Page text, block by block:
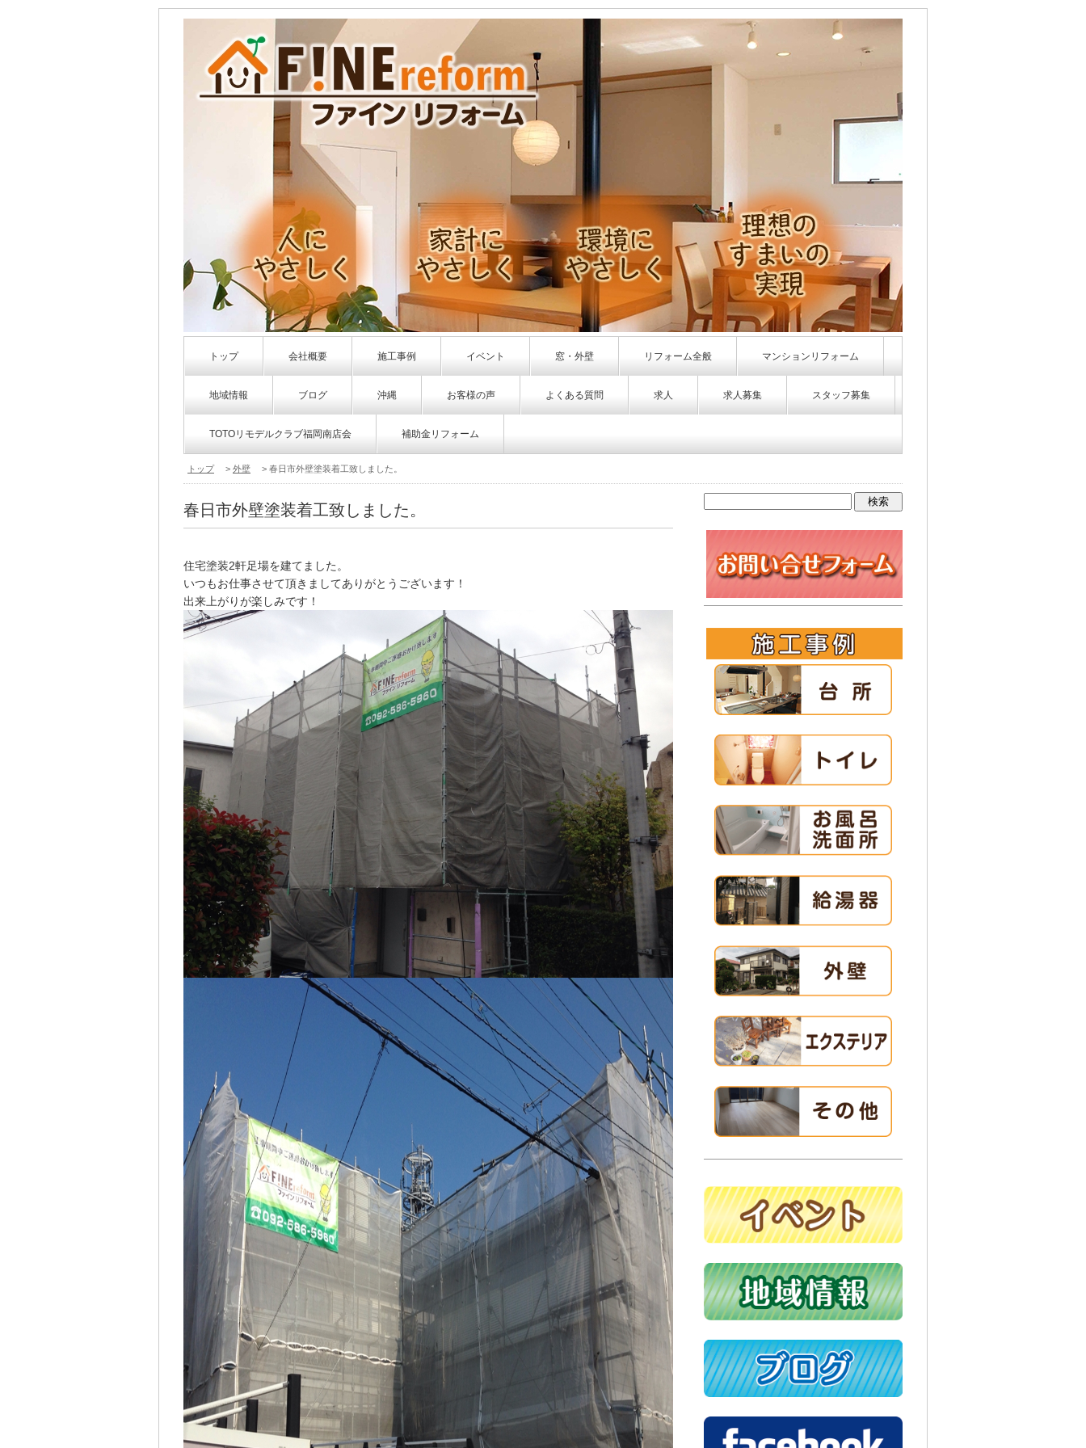
トップ 会社概要 施工事例 イベント 窓・外壁 リフォーム全般 マンションリフォーム
地域情報 ブログ 沖縄 お客様の声 よくある質問 求人 求人募集 スタッフ募集
TOTOリモデルクラブ福岡南店会 補助金リフォーム
トップ > 外壁 > 春日市外壁塗装着工致しました。
春日市外壁塗装着工致しました。
住宅塗装2軒足場を建てました。
いつもお仕事させて頂きましてありがとうございます！
出来上がりが楽しみです！